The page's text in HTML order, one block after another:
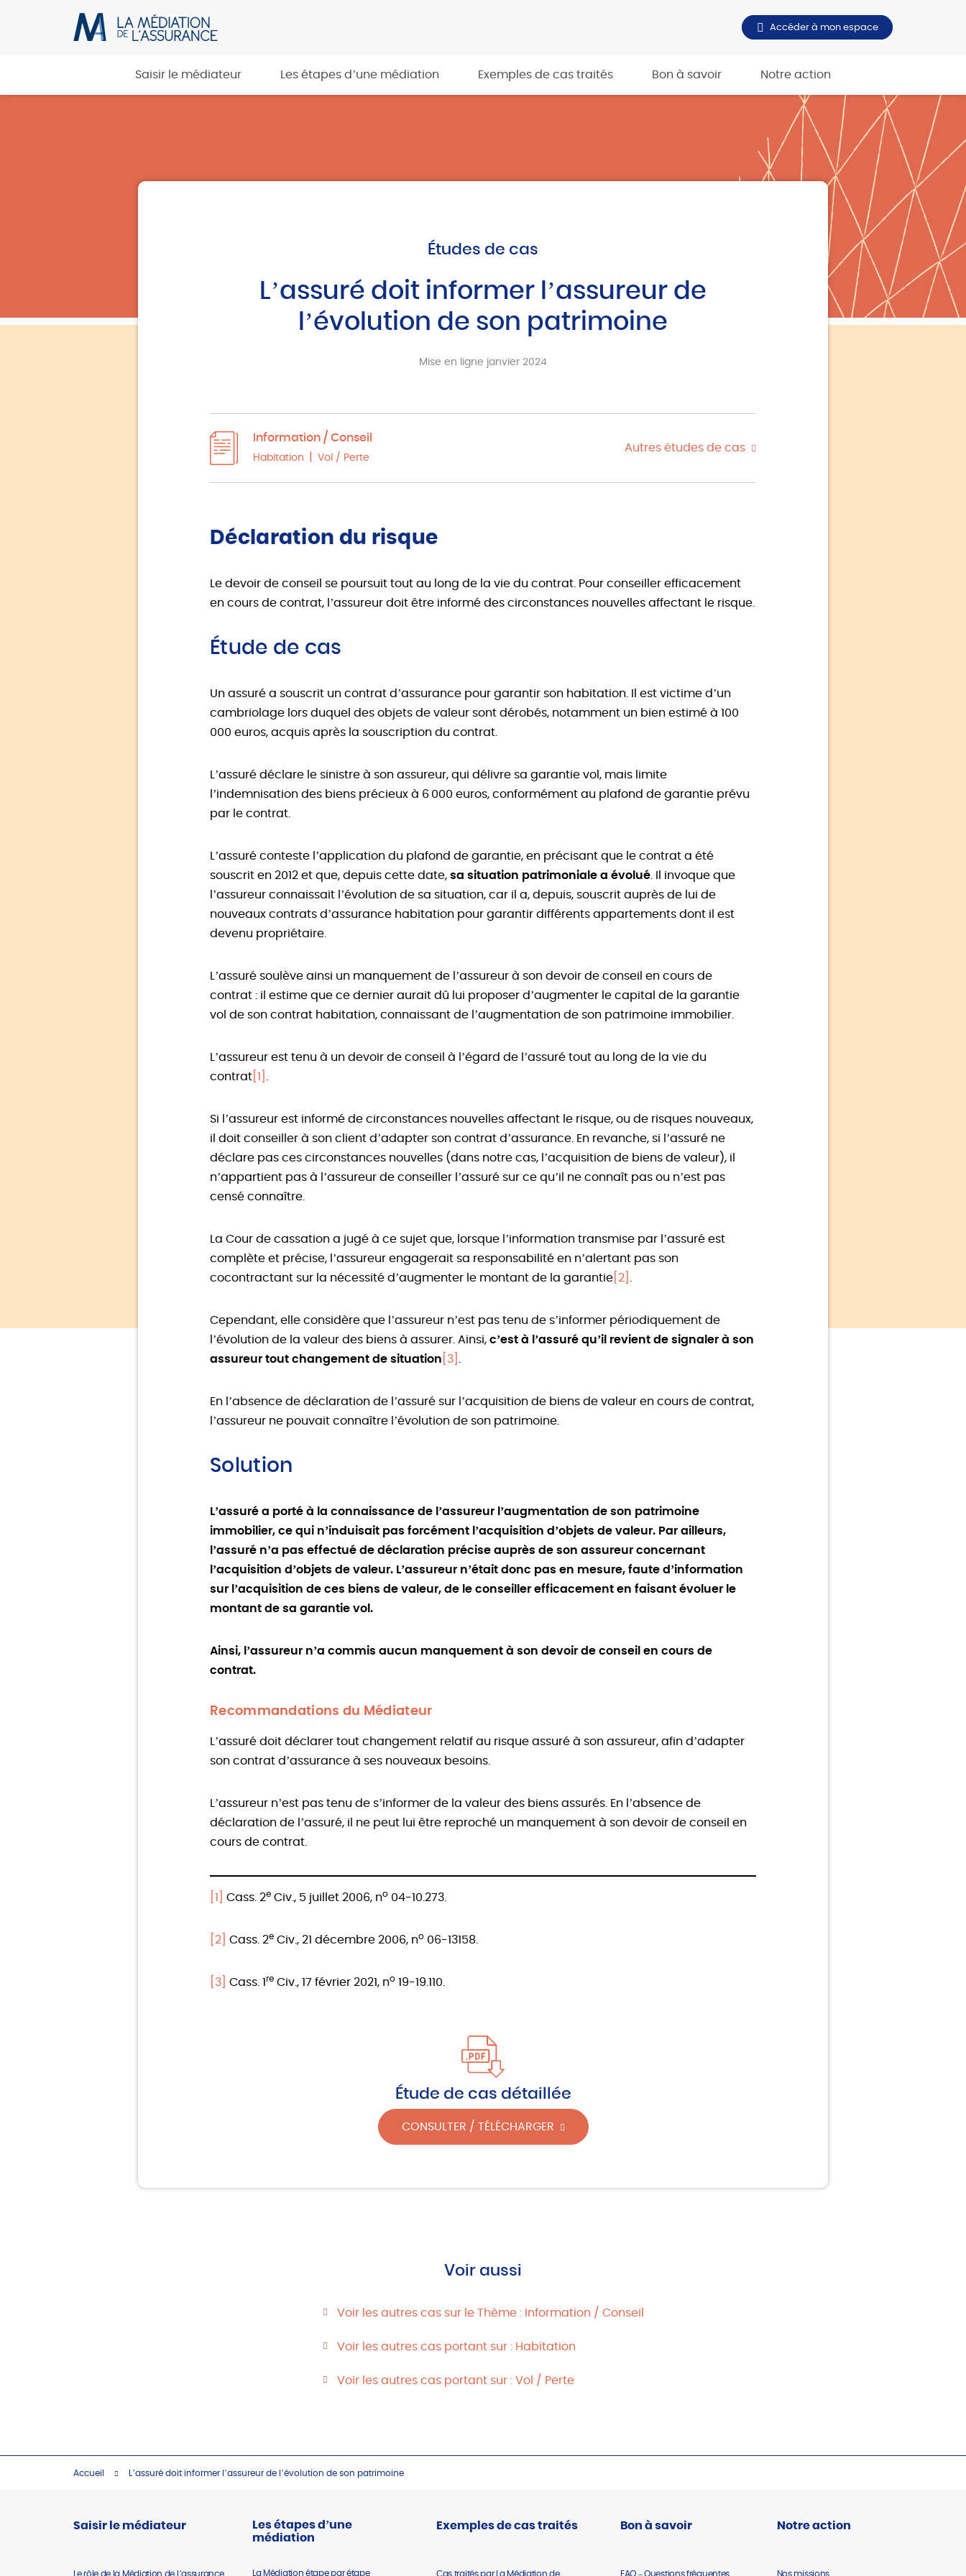
Accéder à mon espace
Saisir le médiateur Les étapes d’une médiation Exemples de cas traités Bon à savoir Notre action
Études de cas
L’assuré doit informer l’assureur de
l’évolution de son patrimoine
Mise en ligne janvier 2024
Information / Conseil
Habitation Vol / Perte
Autres études de cas
Déclaration du risque
Le devoir de conseil se poursuit tout au long de la vie du contrat. Pour conseiller efficacement
en cours de contrat, l’assureur doit être informé des circonstances nouvelles affectant le risque.
Étude de cas
Un assuré a souscrit un contrat d’assurance pour garantir son habitation. Il est victime d’un
cambriolage lors duquel des objets de valeur sont dérobés, notamment un bien estimé à 100
000 euros, acquis après la souscription du contrat.
L’assuré déclare le sinistre à son assureur, qui délivre sa garantie vol, mais limite
l’indemnisation des biens précieux à 6 000 euros, conformément au plafond de garantie prévu
par le contrat.
L’assuré conteste l’application du plafond de garantie, en précisant que le contrat a été
souscrit en 2012 et que, depuis cette date, sa situation patrimoniale a évolué . Il invoque que
l’assureur connaissait l’évolution de sa situation, car il a, depuis, souscrit auprès de lui de
nouveaux contrats d’assurance habitation pour garantir différents appartements dont il est
devenu propriétaire.
L’assuré soulève ainsi un manquement de l’assureur à son devoir de conseil en cours de
contrat : il estime que ce dernier aurait dû lui proposer d’augmenter le capital de la garantie
vol de son contrat habitation, connaissant de l’augmentation de son patrimoine immobilier.
L’assureur est tenu à un devoir de conseil à l’égard de l’assuré tout au long de la vie du
contrat [1]
Si l’assureur est informé de circonstances nouvelles affectant le risque, ou de risques nouveaux,
il doit conseiller à son client d’adapter son contrat d’assurance. En revanche, si l’assuré ne
déclare pas ces circonstances nouvelles (dans notre cas, l’acquisition de biens de valeur), il
n’appartient pas à l’assureur de conseiller l’assuré sur ce qu’il ne connaît pas ou n’est pas
censé connaître.
La Cour de cassation a jugé à ce sujet que, lorsque l’information transmise par l’assuré est
complète et précise, l’assureur engagerait sa responsabilité en n’alertant pas son
cocontractant sur la nécessité d’augmenter le montant de la garantie [2]
Cependant, elle considère que l’assureur n’est pas tenu de s’informer périodiquement de
l’évolution de la valeur des biens à assurer. Ainsi, c’est à l’assuré qu’il revient de signaler à son
assureur tout changement de situation [3]
En l’absence de déclaration de l’assuré sur l’acquisition de biens de valeur en cours de contrat,
l’assureur ne pouvait connaître l’évolution de son patrimoine.
Solution
L’assuré a porté à la connaissance de l’assureur l’augmentation de son patrimoine
immobilier, ce qui n’induisait pas forcément l’acquisition d’objets de valeur. Par ailleurs,
l’assuré n’a pas effectué de déclaration précise auprès de son assureur concernant
l’acquisition d’objets de valeur. L’assureur n’était donc pas en mesure, faute d’information
sur l’acquisition de ces biens de valeur, de le conseiller efficacement en faisant évoluer le
montant de sa garantie vol.
Ainsi, l’assureur n’a commis aucun manquement à son devoir de conseil en cours de
contrat.
Recommandations du Médiateur
L’assuré doit déclarer tout changement relatif au risque assuré à son assureur, afin d’adapter
son contrat d’assurance à ses nouveaux besoins.
L’assureur n’est pas tenu de s’informer de la valeur des biens assurés. En l’absence de
déclaration de l’assuré, il ne peut lui être reproché un manquement à son devoir de conseil en
cours de contrat.
[1] Cass. 2e Civ., 5 juillet 2006, no 04-10.273.
[2] Cass. 2e Civ., 21 décembre 2006, no 06-13158.
[3] Cass. 1 re Civ., 17 février 2021, no 19-19.110.
Étude de cas détaillée
CONSULTER / TÉLÉCHARGER
Voir aussi
Voir les autres cas sur le Thème : Information / Conseil
Voir les autres cas portant sur : Habitation
Voir les autres cas portant sur : Vol / Perte
Accueil L’assuré doit informer l’assureur de l’évolution de son patrimoine
Saisir le médiateur
Le rôle de la Médiation de l’assurance
Les étapes d’une
médiation
La Médiation étape par étape
Exemples de cas traités
Cas traités par La Médiation de
Bon à savoir
FAQ – Questions fréquentes
Notre action
Nos missions